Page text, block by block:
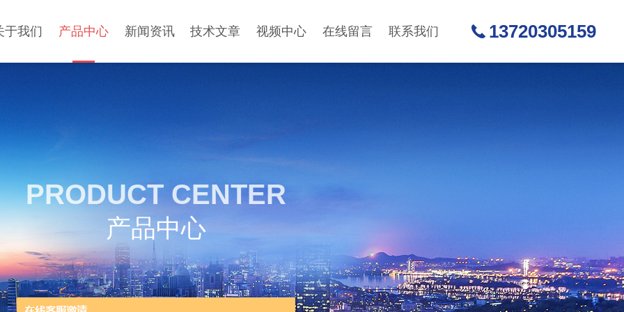
于我们 产品中心 新闻资讯 技术文章 视频中心 在线留言 联系我们 13720305159
PRODUCT CENTER
产品中心